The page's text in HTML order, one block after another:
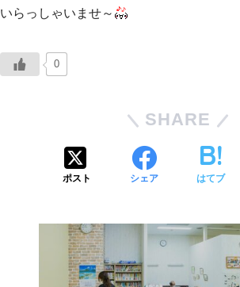
いらっしゃいませ～
0
SHARE
ポスト シェア はてブ